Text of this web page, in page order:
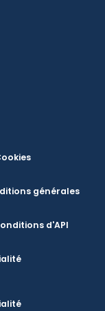
générales
d'API